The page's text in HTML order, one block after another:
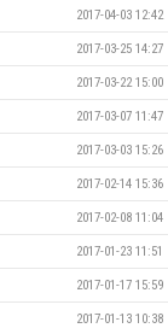
2017-04-03 12:42
2017-03-25 14:27
2017-03-22 15:00
2017-03-07 11:47
2017-03-03 15:26
2017-02-14 15:36
2017-02-08 11:04
2017-01-23 11:51
2017-01-17 15:59
2017-01-13 10:38